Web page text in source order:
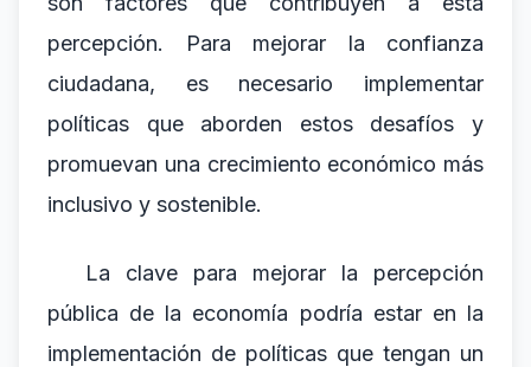
percepción. Para mejorar la confianza
ciudadana, es necesario implementar
políticas que aborden estos desafíos y
promuevan una crecimiento económico más
inclusivo y sostenible.
La clave para mejorar la percepción
pública de la economía podría estar en la
implementación de políticas que tengan un